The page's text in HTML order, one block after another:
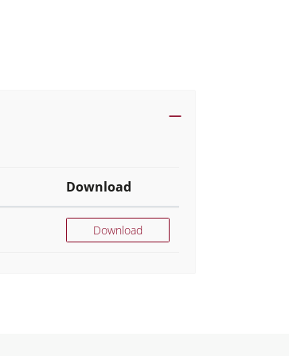
Download
Download